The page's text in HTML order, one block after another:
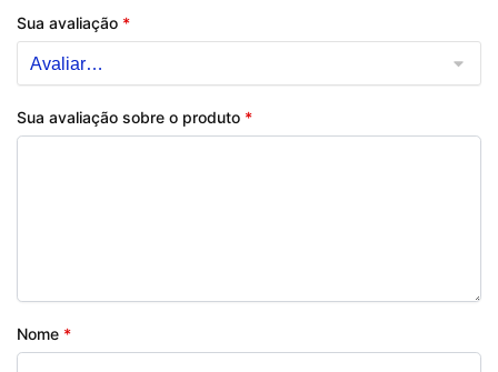
Sua avaliação *
Sua avaliação sobre o produto *
Nome *